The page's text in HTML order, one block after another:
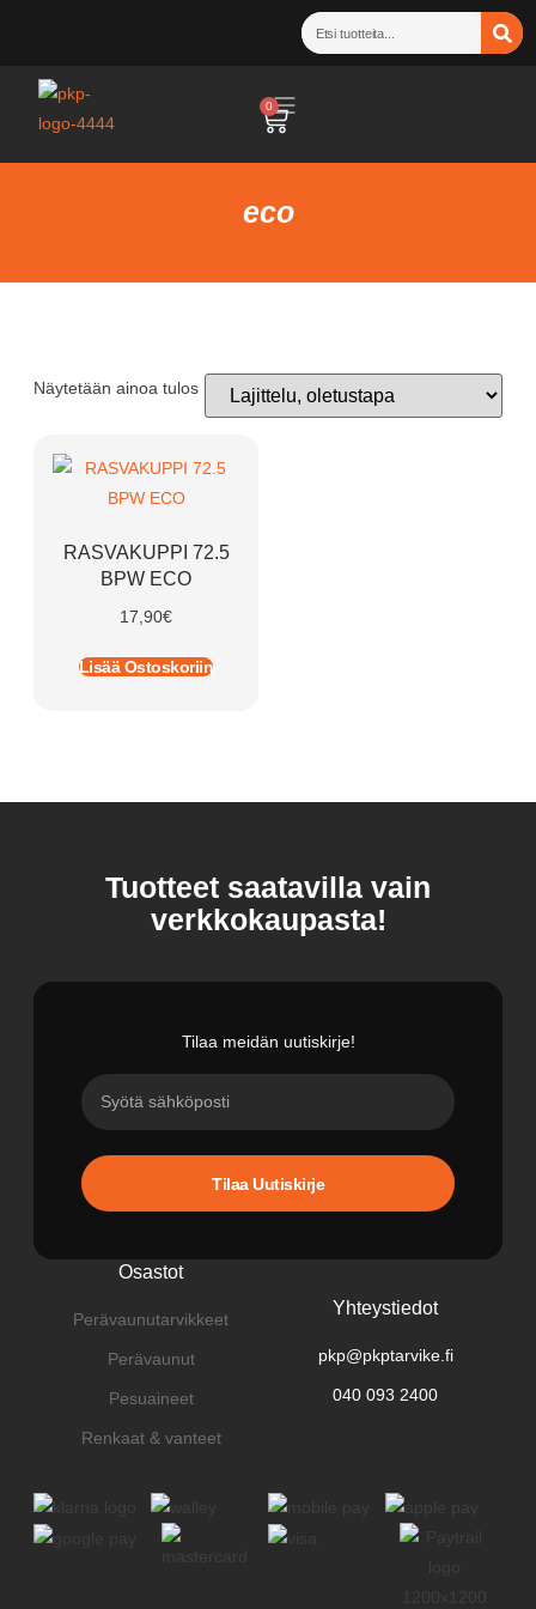
0
eco
Näytetään ainoa tulos
RASVAKUPPI 72.5
BPW ECO
17,90€
Lisää Ostoskoriin
Tuotteet saatavilla vain
verkkokaupasta!
Tilaa meidän uutiskirje!
Tilaa Uutiskirje
Osastot
Perävaunutarvikkeet
Perävaunut
Pesuaineet
Renkaat & vanteet
Yhteystiedot
pkp@pkptarvike.fi
040 093 2400